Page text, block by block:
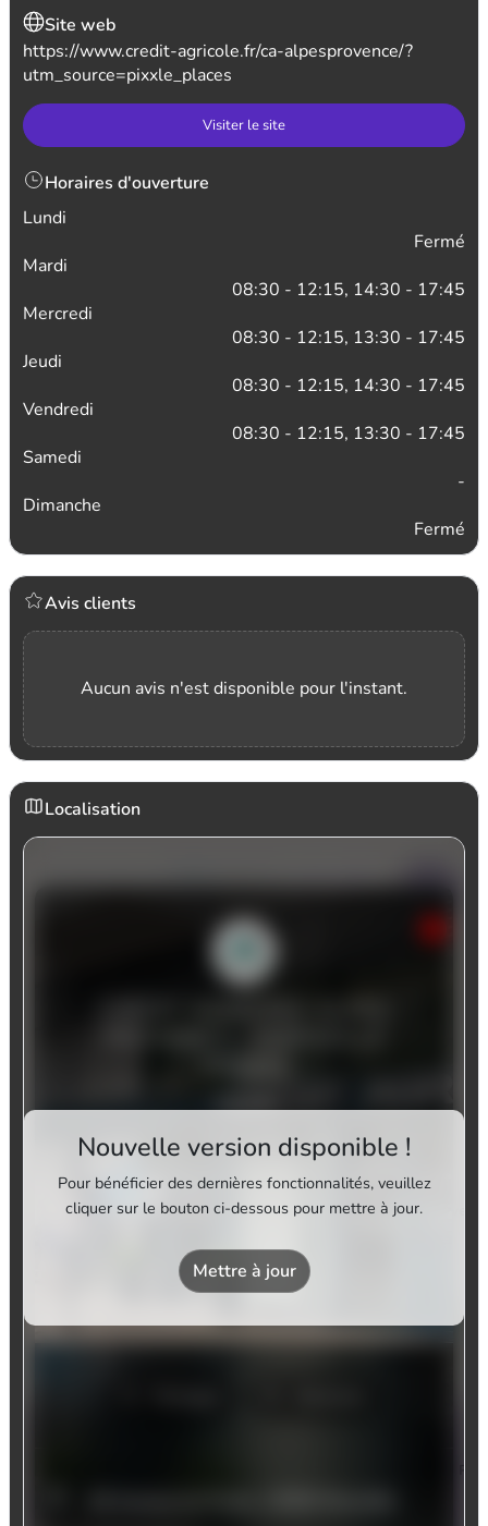
Site web
https://www.credit-agricole.fr/ca-alpesprovence/?
utm_source=pixxle_places
Visiter le site
Horaires d'ouverture
Lundi
Fermé
Mardi
08:30 - 12:15, 14:30 - 17:45
Mercredi
08:30 - 12:15, 13:30 - 17:45
Jeudi
08:30 - 12:15, 14:30 - 17:45
Vendredi
08:30 - 12:15, 13:30 - 17:45
Samedi
-
Dimanche
Fermé
Avis clients
Aucun avis n'est disponible pour l'instant.
Localisation